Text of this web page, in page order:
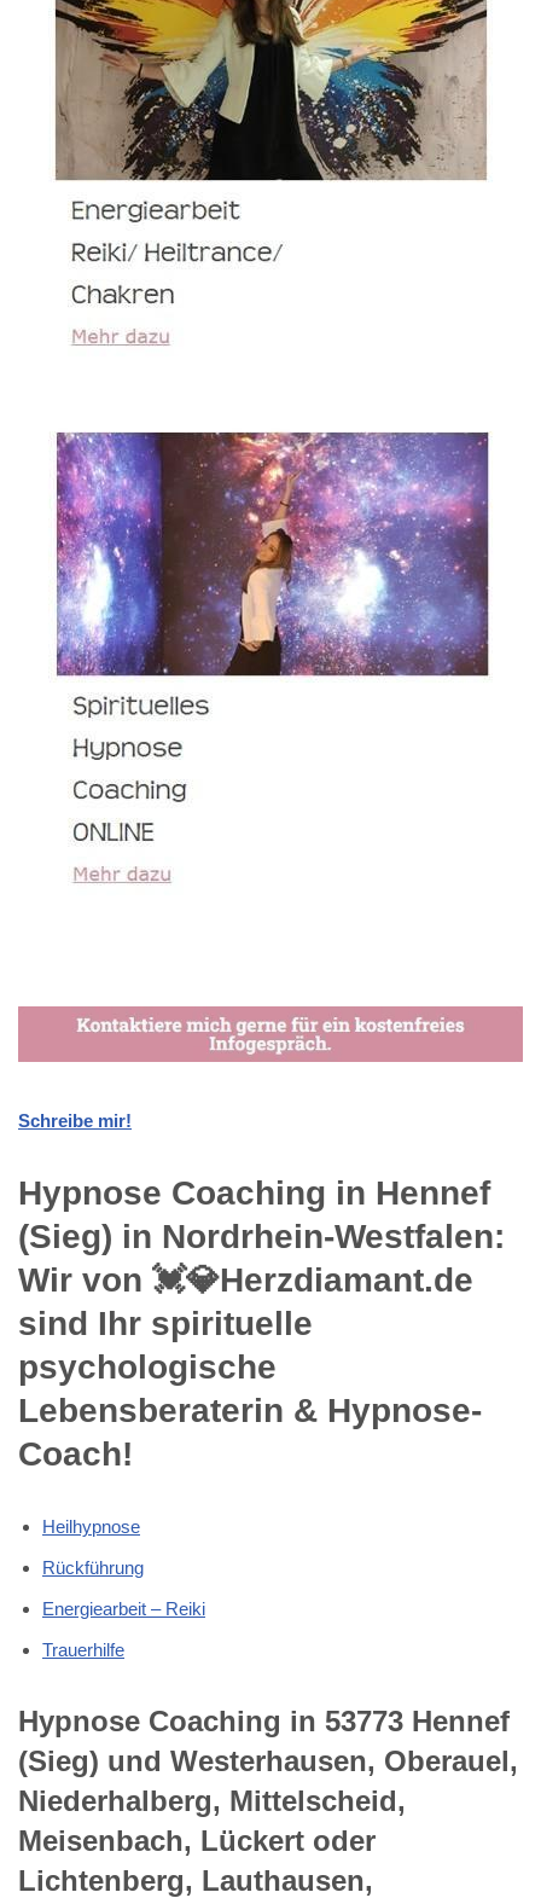
Schreibe mir!
Hypnose Coaching in Hennef
(Sieg) in Nordrhein-Westfalen:
Wir von 💓️💎Herzdiamant.de
sind Ihr spirituelle
psychologische
Lebensberaterin & Hypnose-
Coach!
Heilhypnose
Rückführung
Energiearbeit – Reiki
Trauerhilfe
Hypnose Coaching in 53773 Hennef
(Sieg) und Westerhausen, Oberauel,
Niederhalberg, Mittelscheid,
Meisenbach, Lückert oder
Lichtenberg, Lauthausen,